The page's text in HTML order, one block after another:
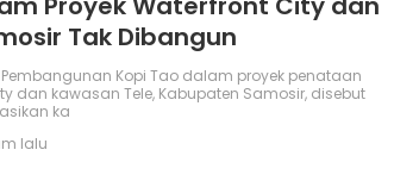
Tak Dibangun
Pembangunan Kopi Tao dalam proyek penataan
dan kawasan Tele, Kabupaten Samosir, disebut
ka
lalu